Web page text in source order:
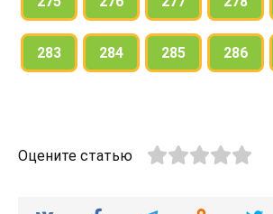
283 284 285 286
Оцените статью